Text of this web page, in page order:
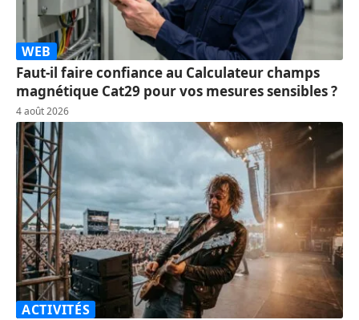
WEB
Faut-il faire confiance au Calculateur champs
magnétique Cat29 pour vos mesures sensibles ?
4 août 2026
ACTIVITÉS